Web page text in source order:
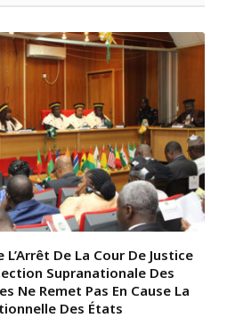
De La Cour De Justice
Supranationale Des
Ne Remet Pas En Cause La
Des États